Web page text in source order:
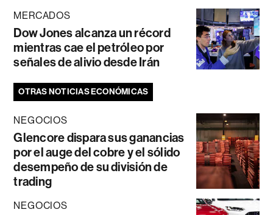
MERCADOS
Dow Jones alcanza un récord
mientras cae el petróleo por
señales de alivio desde Irán
OTRAS NOTICIAS ECONÓMICAS
NEGOCIOS
Glencore dispara sus ganancias
por el auge del cobre y el sólido
desempeño de su división de
trading
NEGOCIOS